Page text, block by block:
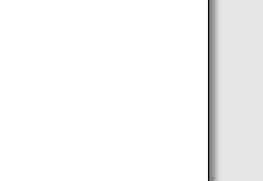
ご利用いただける機内イ
意しています（有料）。
くはこちら
ール）